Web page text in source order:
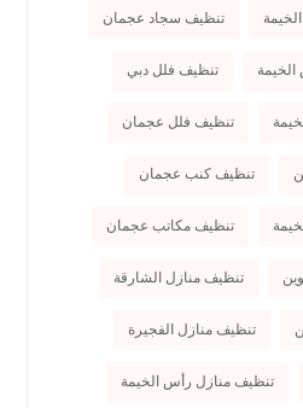
تنظيف سجاد عجمان
تنظيف فلل دبي
تنظيف فلل عجمان
تنظيف كنب عجمان
تنظيف مكاتب عجمان
تنظيف منازل الشارقة
تنظيف منازل الفجيرة
تنظيف منازل رأس الخيمة